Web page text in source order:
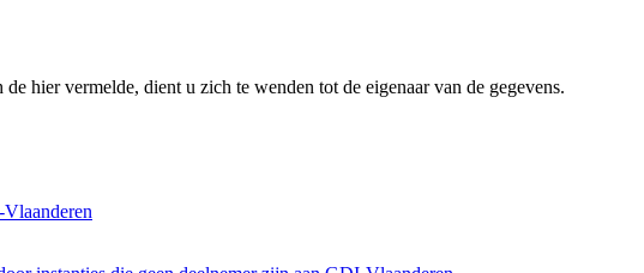
hier vermelde, dient u zich te wenden tot de eigenaar van de gegevens.